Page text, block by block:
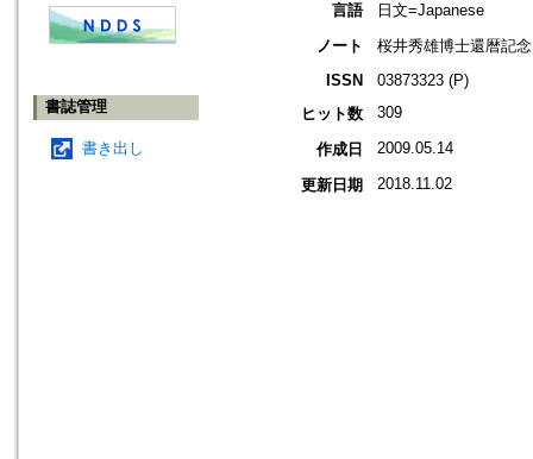
書誌管理
書き出し
言語
日文=Japanese
ノート
桜井秀雄博士還暦記念
ISSN
03873323 (P)
ヒット数
309
作成日 2009.05.14
更新日期 2018.11.02